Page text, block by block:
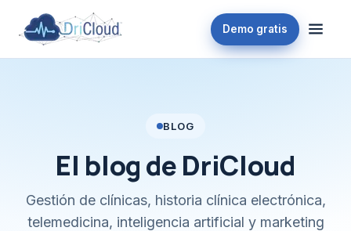
Demo gratis
BLOG
El blog de DriCloud
Gestión de clínicas, historia clínica electrónica,
telemedicina, inteligencia artificial y marketing